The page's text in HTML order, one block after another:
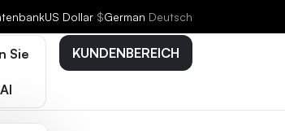
US Dollar $German Deutsch
Sie KUNDENBEREICH